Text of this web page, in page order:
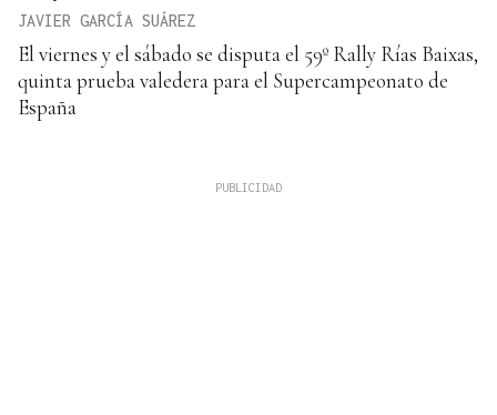
JAVIER GARCÍA SUÁREZ
El viernes y el sábado se disputa el 59º Rally Rías Baixas,
quinta prueba valedera para el Supercampeonato de
España